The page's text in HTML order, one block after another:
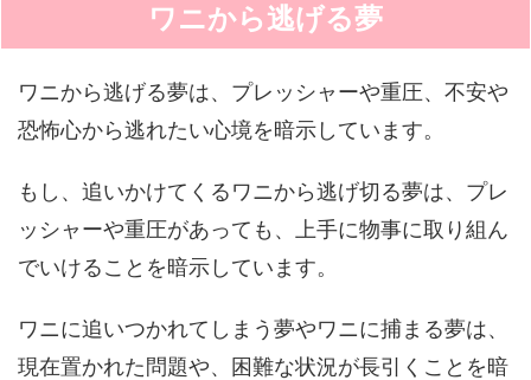
ワニから逃げる夢
ワニから逃げる夢は、プレッシャーや重圧、不安や
恐怖心から逃れたい心境を暗示しています。
もし、追いかけてくるワニから逃げ切る夢は、プレ
ッシャーや重圧があっても、上手に物事に取り組ん
でいけることを暗示しています。
ワニに追いつかれてしまう夢やワニに捕まる夢は、
現在置かれた問題や、困難な状況が長引くことを暗